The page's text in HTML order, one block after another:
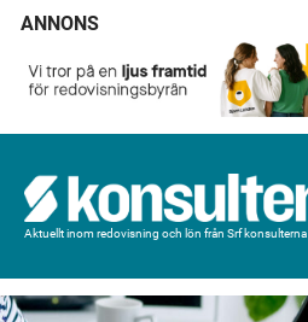
ANNONS
Aktuellt inom redovisning och lön från Srf konsulterna